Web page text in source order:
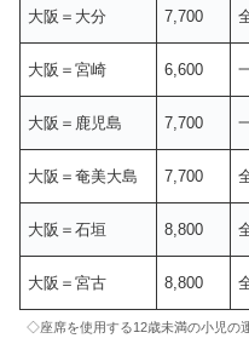
大阪＝大分 7,700
大阪＝宮崎 6,600
大阪＝鹿児島 7,700
大阪＝奄美大島 7,700
大阪＝石垣 8,800
大阪＝宮古 8,800
◇座席を使用する12歳未満の小児の